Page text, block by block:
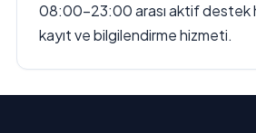
08:00–23:00 arası aktif destek
kayıt ve bilgilendirme hizmeti.